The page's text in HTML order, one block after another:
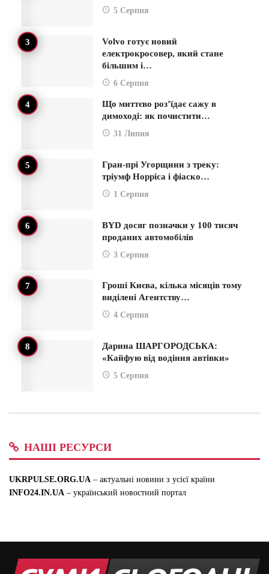
5 Серпня
Volvo готує новий
електрокросовер, який стане
більшим і…
6 Серпня
Що миттєво роз’їдає сажу в
димоході: як почистити…
31 Липня
Гран-прі Угорщини з треку:
тріумф Норріса і фіаско…
1 Серпня
BYD досяг позначки у 100 тисяч
проданих автомобілів
3 Серпня
Гроші Києва, кілька місяців тому
виділені Агентству…
4 Серпня
Дарина ШАРГОРОДСЬКА:
«Кайфую від водіння автівки»
5 Серпня
НАШІ РЕСУРСИ
UKRPULSE.ORG.UA – актуальні новини з усієї країни
INFO24.IN.UA – український новостний портал